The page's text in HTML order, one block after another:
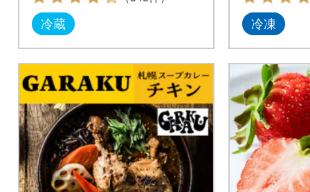
冷蔵 冷凍